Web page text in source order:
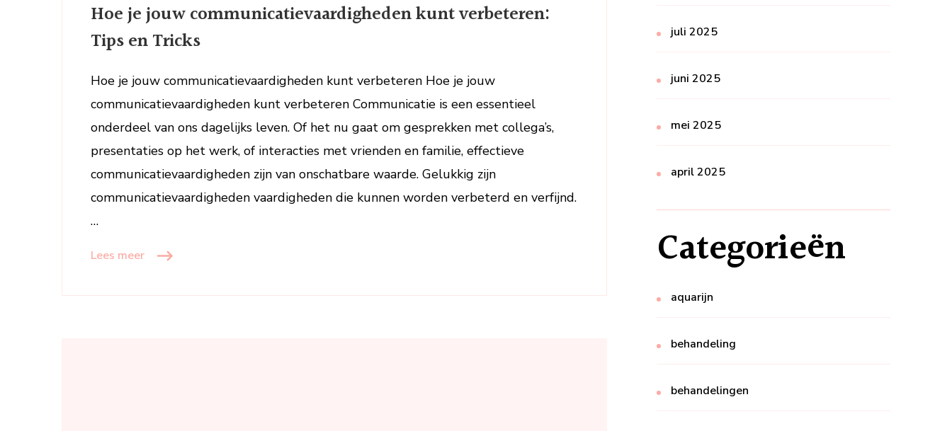
je
verbeteren:
Tips
en
Hoe je jouw communicatievaardigheden kunt verbeteren:
Tips en Tricks
Hoe je jouw communicatievaardigheden kunt verbeteren Hoe je jouw
communicatievaardigheden kunt verbeteren Communicatie is een essentieel
onderdeel van ons dagelijks leven. Of het nu gaat om gesprekken met collega’s,
presentaties op het werk, of interacties met vrienden en familie, effectieve
communicatievaardigheden zijn van onschatbare waarde. Gelukkig zijn
communicatievaardigheden vaardigheden die kunnen worden verbeterd en verfijnd.
…
Lees meer
juli 2025
juni 2025
mei 2025
april 2025
Categorieën
aquarijn
behandeling
behandelingen